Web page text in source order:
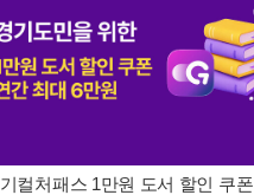
컬처패스 1만원 도서 할인 쿠폰